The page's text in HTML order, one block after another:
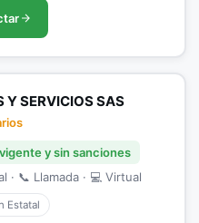
Y SERVICIOS SAS
y sin sanciones
· 📞 Llamada · 💻 Virtual
Estatal